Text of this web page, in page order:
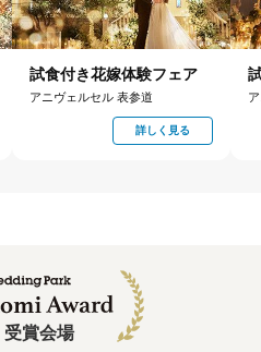
試食付き花嫁体験フェア
アニヴェルセル 表参道
詳しく見る
受賞会場